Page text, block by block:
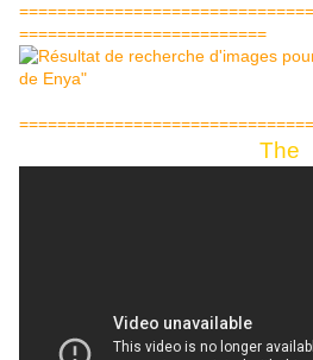
==========================
The